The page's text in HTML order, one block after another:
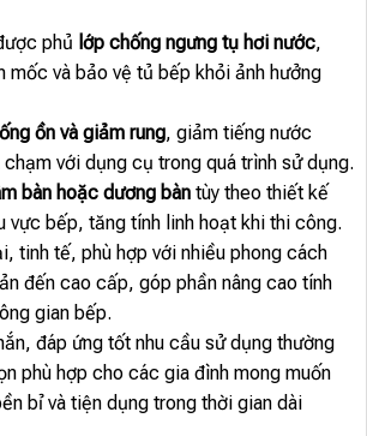
phủ lớp chống ngưng tụ hơi nước,
mốc và bảo vệ tủ bếp khỏi ảnh hưởng
ồn và giảm rung, giảm tiếng nước
chạm với dụng cụ trong quá trình sử dụng.
bàn hoặc dương bàntùy theo thiết kế
vực bếp, tăng tính linh hoạt khi thi công.
tinh tế, phù hợp với nhiều phong cách
đến cao cấp, góp phần nâng cao tính
gian bếp.
đáp ứng tốt nhu cầu sử dụng thường
phù hợp cho các gia đình mong muốn
bỉ và tiện dụng trong thời gian dài